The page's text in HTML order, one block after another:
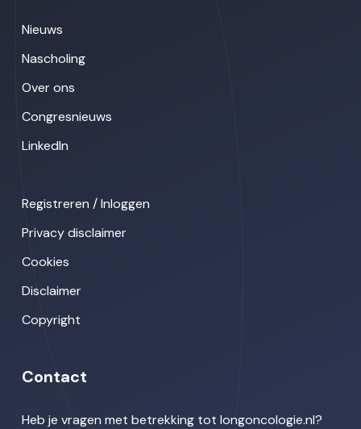
Nieuws
Nascholing
Over ons
Congresnieuws
LinkedIn
Registreren / Inloggen
Privacy disclaimer
Cookies
Disclaimer
Copyright
Contact
Heb je vragen met betrekking tot longoncologie.nl?